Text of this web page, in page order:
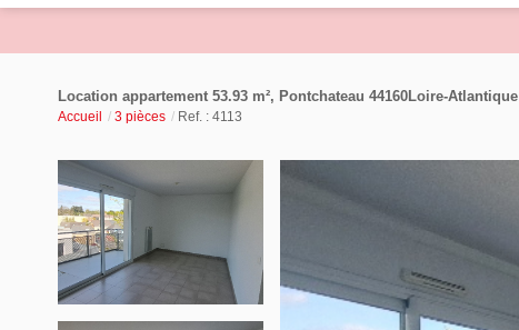
Location appartement 53.93 m², Pontchateau 44160Loire-Atlantique
Accueil 3 pièces Ref. : 4113